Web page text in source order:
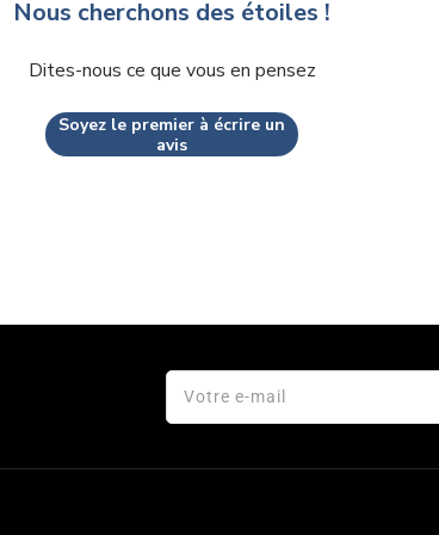
Nous cherchons des étoiles !
Dites-nous ce que vous en pensez
Soyez le premier à écrire un
avis
Votre e-mail